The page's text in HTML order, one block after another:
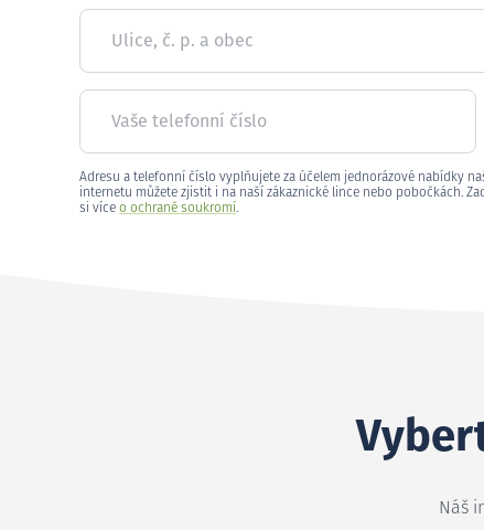
Ulice, č. p. a obec
Vaše telefonní číslo
Adresu a telefonní číslo vyplňujete za účelem jednorázové nabídky
internetu můžete zjistit i na naší zákaznické lince nebo pobočkách.
si více o ochraně soukromí.
Náš